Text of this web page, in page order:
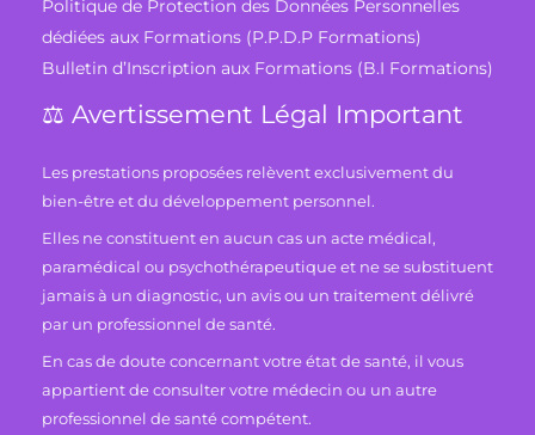
Politique de Protection des Données Personnelles
dédiées aux Formations (P.P.D.P Formations)
Bulletin d’Inscription aux Formations (B.I Formations)
⚖️ Avertissement Légal Important
Les prestations proposées relèvent exclusivement du
bien-être et du développement personnel.
Elles ne constituent en aucun cas un acte médical,
paramédical ou psychothérapeutique et ne se substituent
jamais à un diagnostic, un avis ou un traitement délivré
par un professionnel de santé.
En cas de doute concernant votre état de santé, il vous
appartient de consulter votre médecin ou un autre
professionnel de santé compétent.